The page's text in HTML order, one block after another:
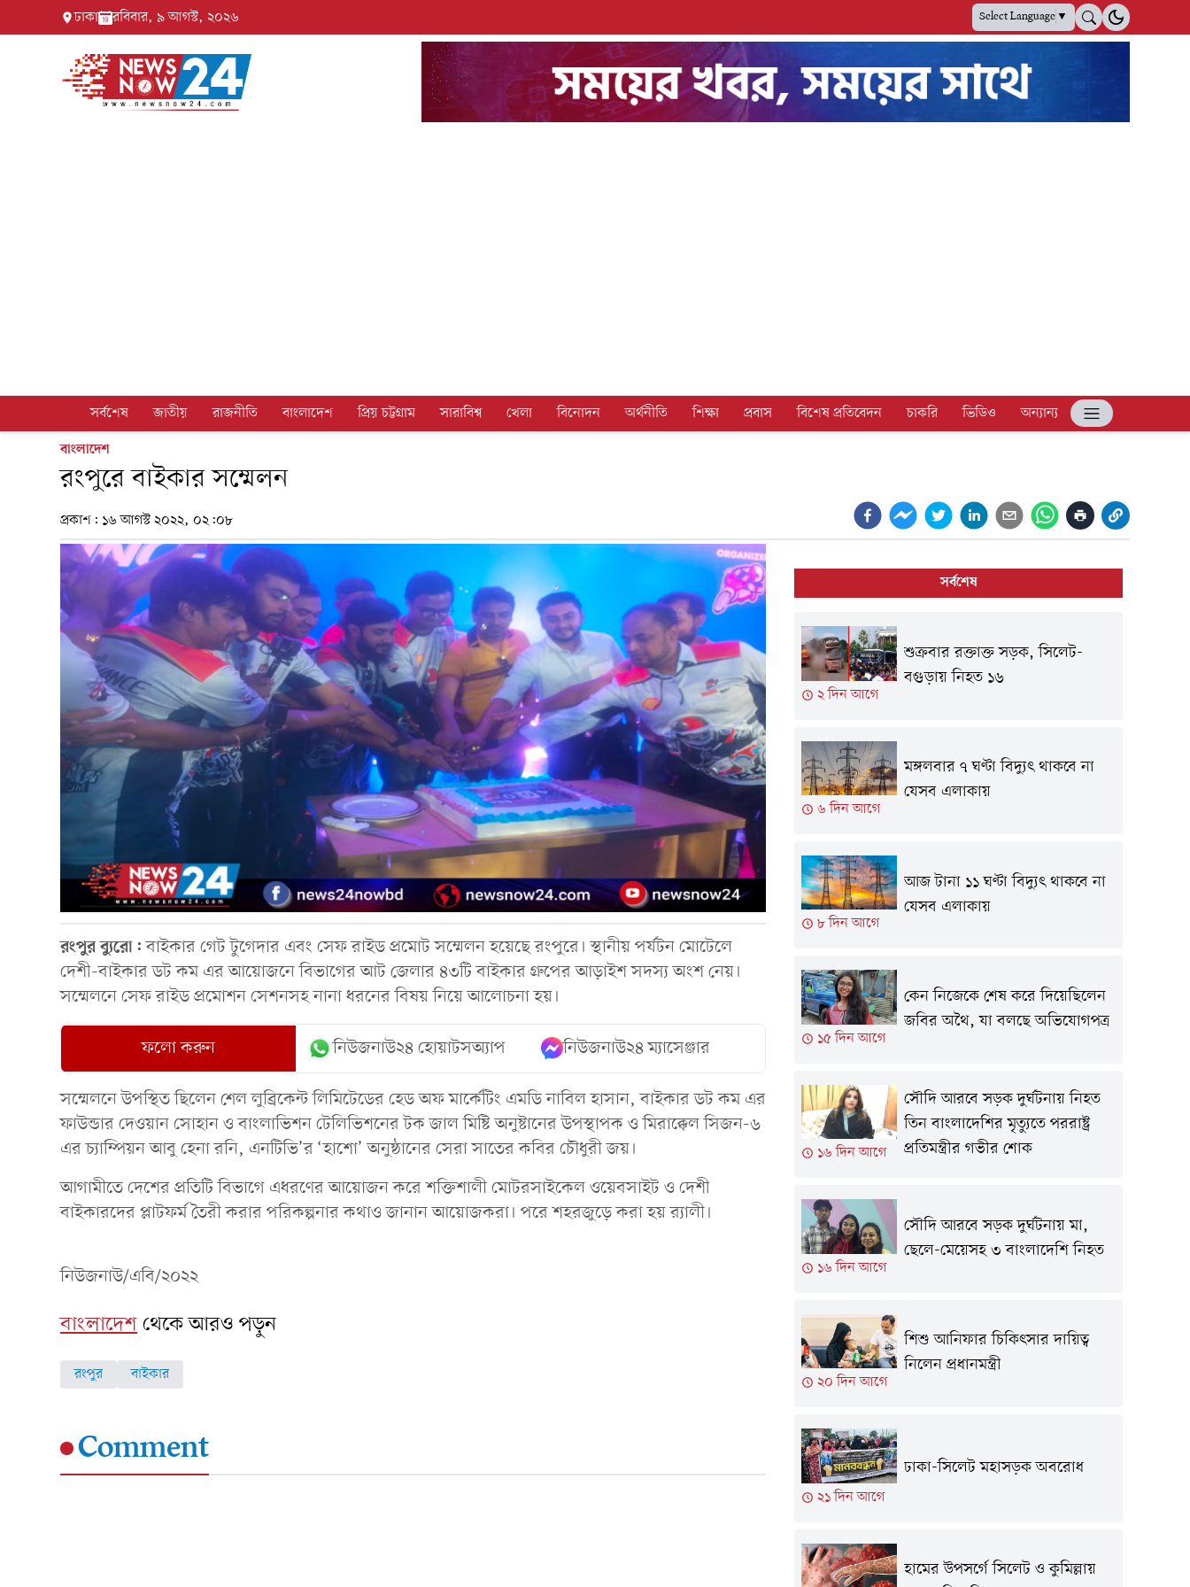
ঢাকা রবিবার, ৯ আগস্ট, ২০২৬ Select Language▼
সর্বশেষ জাতীয় রাজনীতি বাংলাদেশ প্রিয় চট্টগ্রাম সারাবিশ্ব খেলা বিনোদন অর্থনীতি শিক্ষা প্রবাস বিশেষ প্রতিবেদন চাকরি ভিডিও
অন্যান্য
বাংলাদেশ
রংপুরে বাইকার সম্মেলন
প্রকাশ: ১৬ আগস্ট ২০২২, ০২:০৮
রংপুর ব্যুরো:বাইকার গেট টুগেদার এবং সেফ রাইড প্রমোট সম্মেলন হয়েছে রংপুরে। স্থানীয় পর্যটন মোটেলে
দেশী-বাইকার ডট কম এর আয়োজনে বিভাগের আট জেলার ৪৩টি বাইকার গ্রুপের আড়াইশ সদস্য অংশ নেয়।
সম্মেলনে সেফ রাইড প্রমোশন সেশনসহ নানা ধরনের বিষয় নিয়ে আলোচনা হয়।
ফলো করুন নিউজনাউ২৪ হোয়াটসঅ্যাপ নিউজনাউ২৪ ম্যাসেঞ্জার
সম্মেলনে উপস্থিত ছিলেন শেল লুব্রিকেন্ট লিমিটেডের হেড অফ মার্কেটিং এমডি নাবিল হাসান, বাইকার ডট কম এর
ফাউন্ডার দেওয়ান সোহান ও বাংলাভিশন টেলিভিশনের টক জাল মিষ্টি অনুষ্টানের উপস্থাপক ও মিরাক্কেল সিজন-৬
এর চ্যাম্পিয়ন আবু হেনা রনি, এনটিভি’র ‘হাশো’ অনুষ্ঠানের সেরা সাতের কবির চৌধুরী জয়।
আগামীতে দেশের প্রতিটি বিভাগে এধরণের আয়োজন করে শক্তিশালী মোটরসাইকেল ওয়েবসাইট ও দেশী
বাইকারদের প্লাটফর্ম তৈরী করার পরিকল্পনার কথাও জানান আয়োজকরা। পরে শহরজুড়ে করা হয় র‌্যালী।
নিউজনাউ/এবি/২০২২
বাংলাদেশথেকে আরও পড়ুন
রংপুর বাইকার
Comment
সর্বশেষ
২ দিন আগে
শুক্রবার রক্তাক্ত সড়ক, সিলেট-
বগুড়ায় নিহত ১৬
৬ দিন আগে
মঙ্গলবার ৭ ঘণ্টা বিদ্যুৎ থাকবে না
যেসব এলাকায়
৮ দিন আগে
আজ টানা ১১ ঘণ্টা বিদ্যুৎ থাকবে না
যেসব এলাকায়
১৫ দিন আগে
কেন নিজেকে শেষ করে দিয়েছিলেন
জবির অথৈ, যা বলছে অভিযোগপত্র
১৬ দিন আগে
সৌদি আরবে সড়ক দুর্ঘটনায় নিহত
তিন বাংলাদেশির মৃত্যুতে পররাষ্ট্র
প্রতিমন্ত্রীর গভীর শোক
১৬ দিন আগে
সৌদি আরবে সড়ক দুর্ঘটনায় মা,
ছেলে-মেয়েসহ ৩ বাংলাদেশি নিহত
২০ দিন আগে
শিশু আনিফার চিকিৎসার দায়িত্ব
নিলেন প্রধানমন্ত্রী
২১ দিন আগে
ঢাকা-সিলেট মহাসড়ক অবরোধ
হামের উপসর্গে সিলেট ও কুমিল্লায়